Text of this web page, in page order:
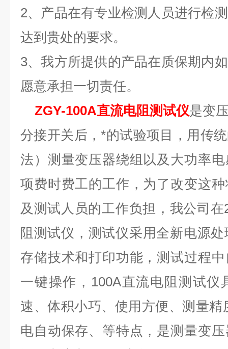
2、产品在有专业检测人员进行检
达到贵处的要求。
3、我方所提供的产品在质保期内
愿意承担一切责任。
ZGY-100A直流电阻测试仪是变
分接开关后，*的试验项目，用传
法）测量变压器绕组以及大功率
项费时费工的工作，为了改变这
及测试人员的工作负担，我公司
阻测试仪，测试仪采用全新电源
存储技术和打印功能，测试过程
一键操作，100A直流电阻测试仪
速、体积小巧、使用方便、测量
电自动保存、等特点，是测量变